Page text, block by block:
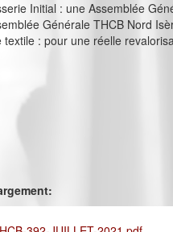
Initial : une Assemblée
Générale THCB Nord
textile : pour une réelle